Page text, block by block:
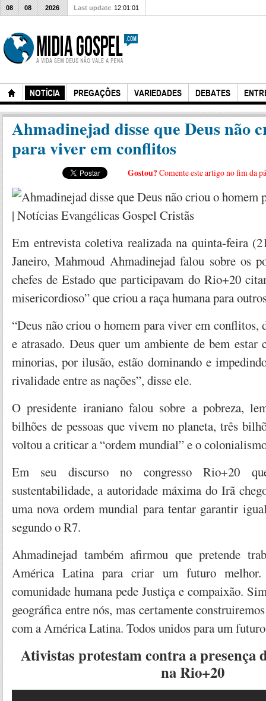
NOTÍCIA PREGAÇÕES VARIEDADES DEBATES
08 08 2026 Last update 12:01:01
Ahmadinejad disse que Deus não
para viver em conflitos
Gostou? Comente este artigo no fim da
Em entrevista coletiva realizada na quinta-feira
Janeiro, Mahmoud Ahmadinejad falou sobre os
chefes de Estado que participavam do Rio+20
misericordioso” que criou a raça humana para
“Deus não criou o homem para viver em conflitos,
e atrasado. Deus quer um ambiente de bem estar
minorias, por ilusão, estão dominando e
rivalidade entre as nações”, disse ele.
O presidente iraniano falou sobre a pobreza,
bilhões de pessoas que vivem no planeta, três
voltou a criticar a “ordem mundial” e o
Em seu discurso no congresso Rio+20
sustentabilidade, a autoridade máxima do Irã
uma nova ordem mundial para tentar garantir
segundo o R7.
Ahmadinejad também afirmou que pretende
América Latina para criar um futuro melhor.
comunidade humana pede Justiça e compaixão.
geográfica entre nós, mas certamente
com a América Latina. Todos unidos para um
Ativistas protestam contra a presença
na Rio+20